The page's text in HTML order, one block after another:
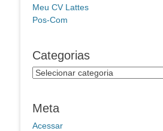
Meu CV Lattes
Pos-Com
Categorias
Categorias
Meta
Acessar